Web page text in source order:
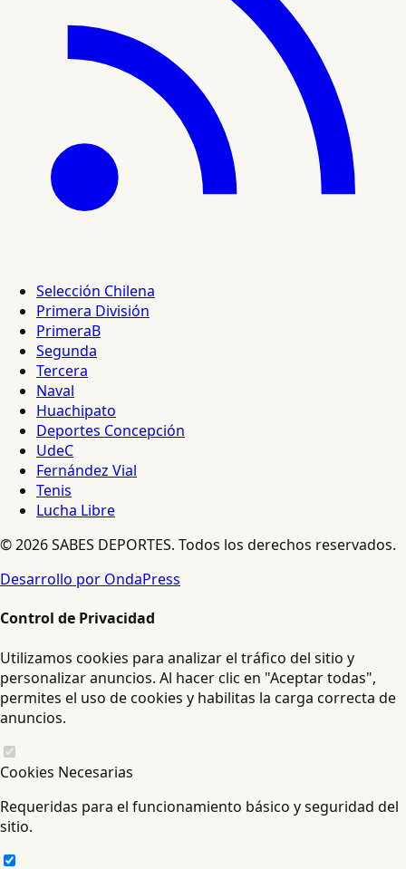
Selección Chilena
Primera División
PrimeraB
Segunda
Tercera
Naval
Huachipato
Deportes Concepción
UdeC
Fernández Vial
Tenis
Lucha Libre
© 2026 SABES DEPORTES. Todos los derechos reservados.
Desarrollo por OndaPress
Control de Privacidad
Utilizamos cookies para analizar el tráfico del sitio y
personalizar anuncios. Al hacer clic en "Aceptar todas",
permites el uso de cookies y habilitas la carga correcta de
anuncios.
Cookies Necesarias
Requeridas para el funcionamiento básico y seguridad del
sitio.